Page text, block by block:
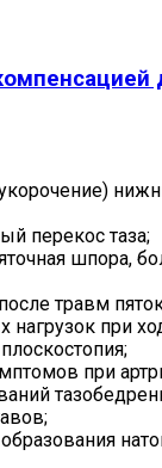
перекос таза;
шпора,
травм
нагрузок при
при